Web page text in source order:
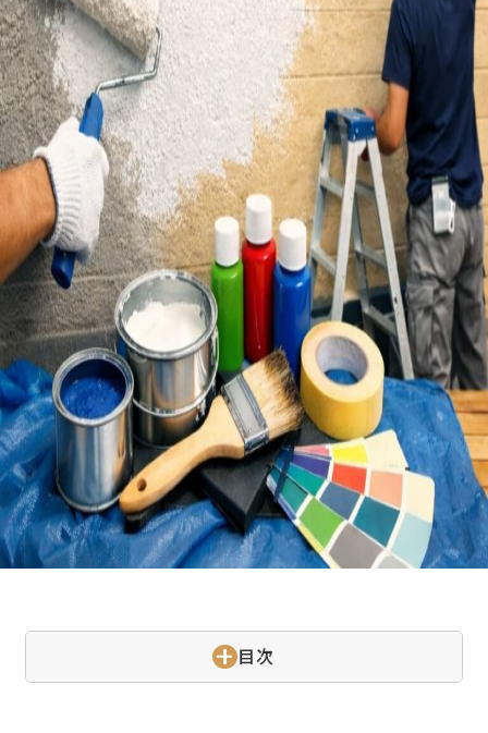
よくあるご質問
お知らせ
せた父さんコラム
採用情報
せた父さん
目次